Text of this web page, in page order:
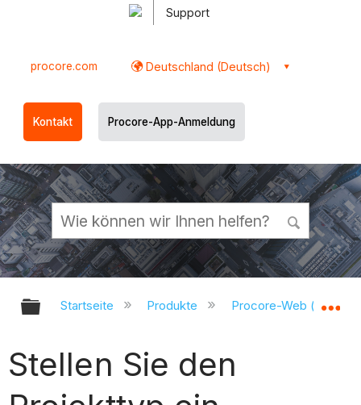
Support
procore.com Deutschland (Deutsch)
Kontakt Procore-App-Anmeldung
Globale Hierarchie auf- und
Startseite Produkte Procore-Web
Stellen Sie den